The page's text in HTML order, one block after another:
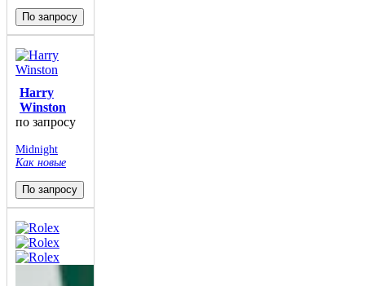
По запросу
Harry
Winston
по запросу
Midnight
Как новые
По запросу